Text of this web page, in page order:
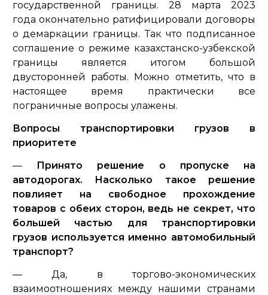
государственной границы. 28 марта 2023
года окончательно ратифицировали договоры
о демаркации границы. Так что подписанное
соглашение о режиме казахстанско-узбекской
границы является итогом большой
двусторонней работы. Можно отметить, что в
настоящее время практически все
пограничные вопросы улажены.
Вопросы транспортировки грузов в
приоритете
—
Принято решение о пропуске на
автодорогах. Насколько такое решение
повлияет на свободное прохождение
товаров с обеих сторон, ведь не секрет, что
большей частью для транспортировки
грузов используется именно автомобильный
транспорт?
— Да, в торгово-экономических
взаимоотношениях между нашими странами